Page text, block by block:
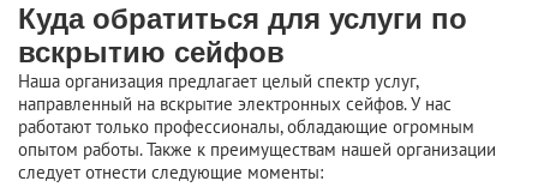
Куда обратиться для услуги по
вскрытию сейфов
Наша организация предлагает целый спектр услуг,
направленный на вскрытие электронных сейфов. У нас
работают только профессионалы, обладающие огромным
опытом работы. Также к преимуществам нашей организации
следует отнести следующие моменты: